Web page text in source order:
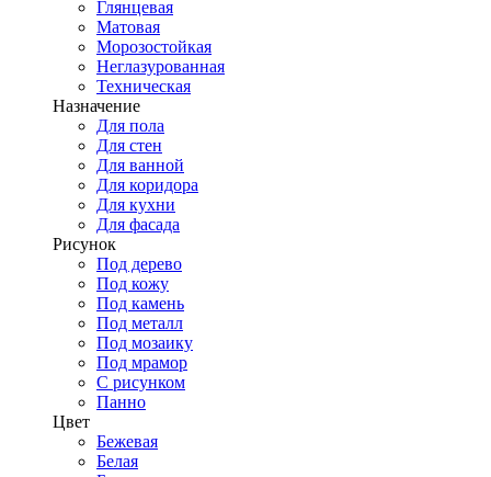
Глянцевая
Матовая
Морозостойкая
Неглазурованная
Техническая
Назначение
Для пола
Для стен
Для ванной
Для коридора
Для кухни
Для фасада
Рисунок
Под дерево
Под кожу
Под камень
Под металл
Под мозаику
Под мрамор
С рисунком
Панно
Цвет
Бежевая
Белая